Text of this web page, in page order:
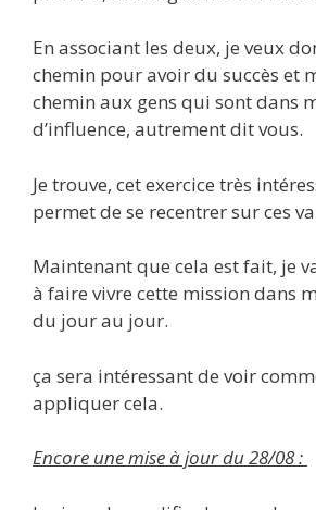
En associant les deux, je veux
chemin pour avoir du succès et
chemin aux gens qui sont dans
d’influence, autrement dit vous.
Je trouve, cet exercice très
permet de se recentrer sur ces
Maintenant que cela est fait, je
à faire vivre cette mission dans
du jour au jour.
ça sera intéressant de voir
appliquer cela.
Encore une mise à jour du 28/08 :